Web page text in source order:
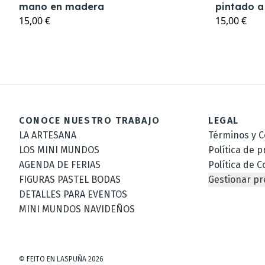
mano en madera
15,00 €
pintado
15,00 €
CONOCE NUESTRO TRABAJO
LA ARTESANA
LOS MINI MUNDOS
AGENDA DE FERIAS
FIGURAS PASTEL BODAS
DETALLES PARA EVENTOS
MINI MUNDOS NAVIDEÑOS
LEGAL
Términos y
Política de
Política de
Gestionar
© FEITO EN LASPUÑA 2026